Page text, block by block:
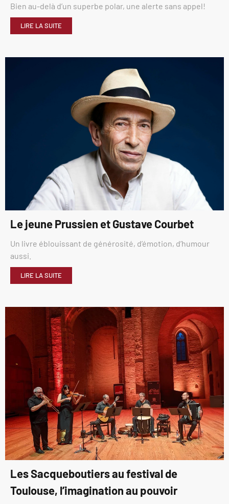
Bien au-delà d’un superbe polar, une alerte sans appel!
LIRE LA SUITE
Le jeune Prussien et Gustave Courbet
Un livre éblouissant de générosité, d’émotion, d’humour
aussi.
LIRE LA SUITE
Les Sacqueboutiers au festival de
Toulouse, l’imagination au pouvoir